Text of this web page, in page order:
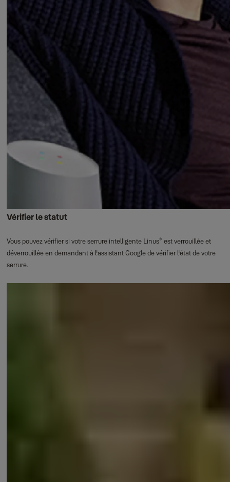
Vérifier le statut
Vous pouvez vérifier si votre serrure intelligente Linus® est verrouillée et
déverrouillée en demandant à l'assistant Google de vérifier l'état de votre
serrure.